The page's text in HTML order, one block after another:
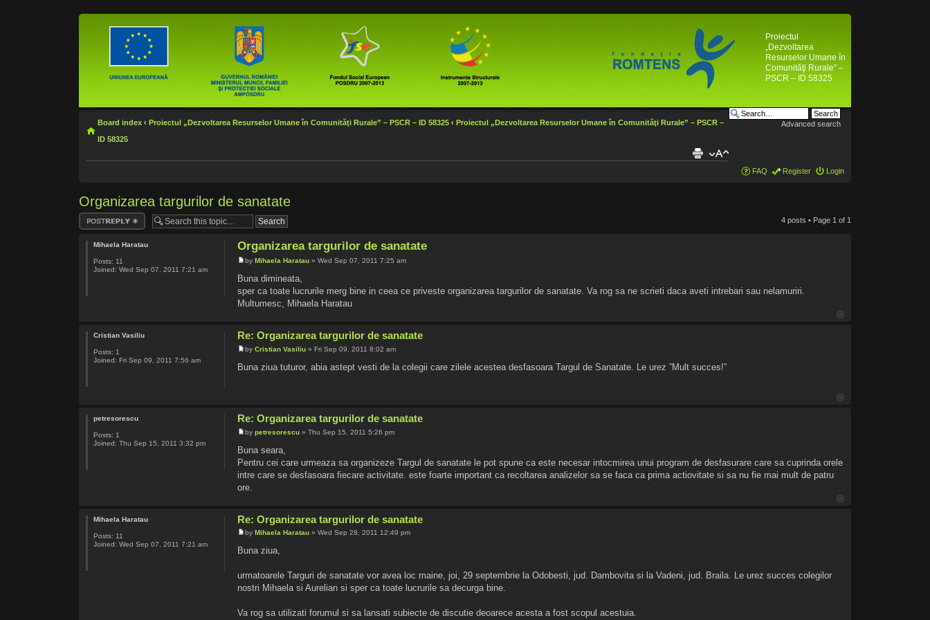
Proiectul
„Dezvoltarea
Resurselor Umane în
Comunităţi Rurale” –
PSCR – ID 58325
Advanced search
Board index ‹ Proiectul „Dezvoltarea Resurselor Umane în Comunităţi Rurale” – PSCR – ID 58325 ‹ Proiectul „Dezvoltarea Resurselor Umane în Comunităţi Rurale” – PSCR –
ID 58325
FAQ Register Login
Organizarea targurilor de sanatate
Post a reply 4 posts • Page 1 of 1
Organizarea targurilor de sanatate
byMihaela Haratau » Wed Sep 07, 2011 7:25 am
Buna dimineata,
sper ca toate lucrurile merg bine in ceea ce priveste organizarea targurilor de sanatate. Va rog sa ne scrieti daca aveti intrebari sau nelamuriri.
Multumesc, Mihaela Haratau
Mihaela Haratau
Posts: 11
Joined: Wed Sep 07, 2011 7:21 am
Re: Organizarea targurilor de sanatate
byCristian Vasiliu » Fri Sep 09, 2011 8:02 am
Buna ziua tuturor, abia astept vesti de la colegii care zilele acestea desfasoara Targul de Sanatate. Le urez ”Mult succes!”
Cristian Vasiliu
Posts: 1
Joined: Fri Sep 09, 2011 7:56 am
Re: Organizarea targurilor de sanatate
bypetresorescu » Thu Sep 15, 2011 5:26 pm
Buna seara,
Pentru cei care urmeaza sa organizeze Targul de sanatate le pot spune ca este necesar intocmirea unui program de desfasurare care sa cuprinda orele
intre care se desfasoara fiecare activitate. este foarte important ca recoltarea analizelor sa se faca ca prima actiovitate si sa nu fie mai mult de patru
ore.
petresorescu
Posts: 1
Joined: Thu Sep 15, 2011 3:32 pm
Re: Organizarea targurilor de sanatate
byMihaela Haratau » Wed Sep 28, 2011 12:49 pm
Buna ziua,
urmatoarele Targuri de sanatate vor avea loc maine, joi, 29 septembrie la Odobesti, jud. Dambovita si la Vadeni, jud. Braila. Le urez succes colegilor
nostri Mihaela si Aurelian si sper ca toate lucrurile sa decurga bine.
Va rog sa utilizati forumul si sa lansati subiecte de discutie deoarece acesta a fost scopul acestuia.
Mihaela Haratau
Posts: 11
Joined: Wed Sep 07, 2011 7:21 am